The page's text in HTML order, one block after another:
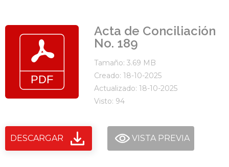
Acta de Conciliación
No. 189
Tamaño: 3.69 MB
Creado: 18-10-2025
Actualizado: 18-10-2025
Visto: 94
DESCARGAR VISTA PREVIA